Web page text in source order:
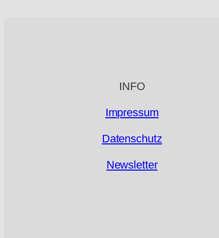
INFO
Impressum
Datenschutz
Newsletter